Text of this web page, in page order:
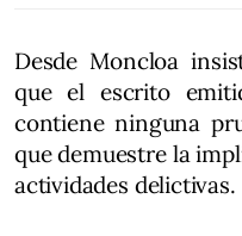
Desde Moncloa
que el escrito
contiene ninguna
que demuestre la
actividades delictivas.